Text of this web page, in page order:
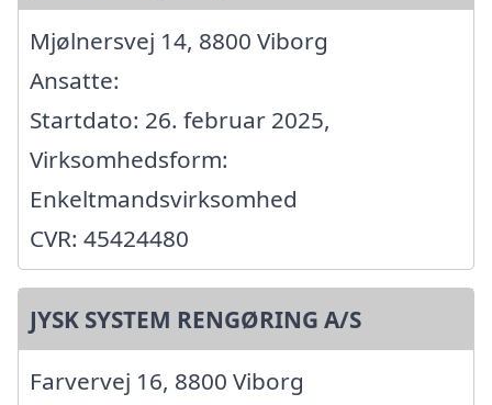
Mjølnersvej 14, 8800 Viborg
Ansatte:
Startdato: 26. februar 2025,
Virksomhedsform:
Enkeltmandsvirksomhed
CVR: 45424480
JYSK SYSTEM RENGØRING A/S
Farvervej 16, 8800 Viborg